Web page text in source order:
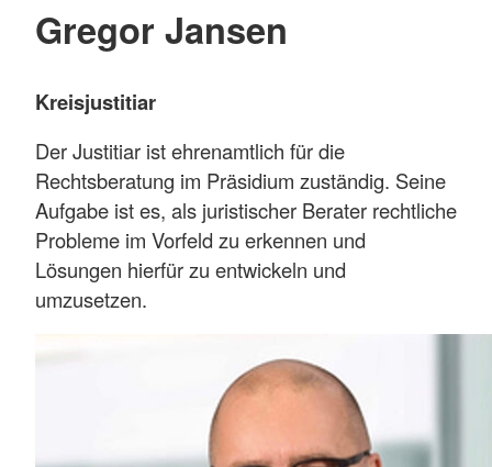
Gregor Jansen
Kreisjustitiar
Der Justitiar ist ehrenamtlich für die
Rechtsberatung im Präsidium zuständig. Seine
Aufgabe ist es, als juristischer Berater rechtliche
Probleme im Vorfeld zu erkennen und
Lösungen hierfür zu entwickeln und
umzusetzen.